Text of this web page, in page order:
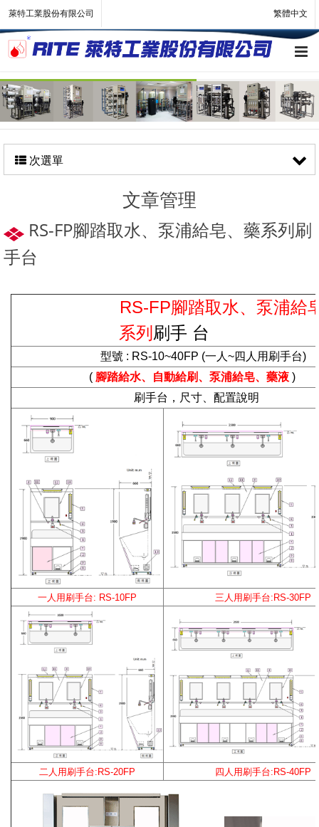
繁體中文
萊特工業股份有限公司
次選單
文章管理
RS-FP腳踏取水、泵浦給皂、藥系列刷
手台
RS-FP腳踏取水、 泵浦給
系列 刷手 台
型號 : RS-10~40FP (一人~四人用刷手台)
( 腳踏給水、 自動給刷 、 泵浦給皂、 藥液 )
刷手台，尺寸、配置說明
一 人用刷手台: RS-10FP 三 人用刷手台:RS-30FP
二人用刷手台:RS-20FP 四 人用刷手台:RS-40FP